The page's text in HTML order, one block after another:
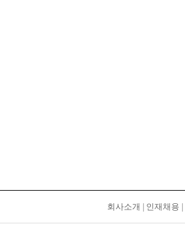
회사소개 인재채용